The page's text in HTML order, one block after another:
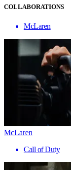
COLLABORATIONS
McLaren
McLaren
Call of Duty